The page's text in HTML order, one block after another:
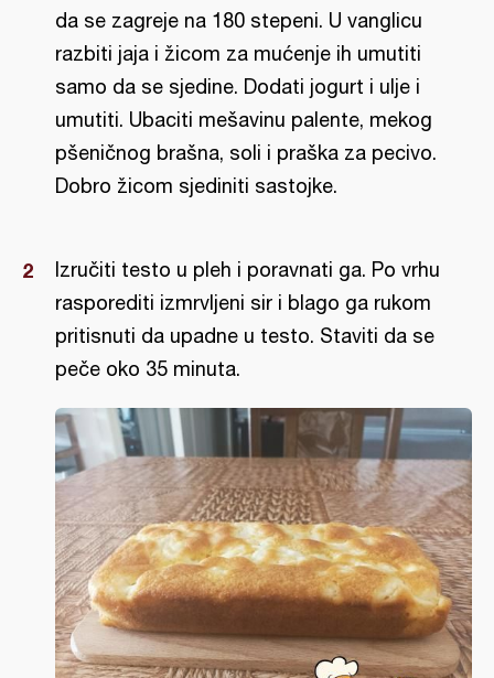
da se zagreje na 180 stepeni. U vanglicu
razbiti jaja i žicom za mućenje ih umutiti
samo da se sjedine. Dodati jogurt i ulje i
umutiti. Ubaciti mešavinu palente, mekog
pšeničnog brašna, soli i praška za pecivo.
Dobro žicom sjediniti sastojke.
Izručiti testo u pleh i poravnati ga. Po vrhu
rasporediti izmrvljeni sir i blago ga rukom
pritisnuti da upadne u testo. Staviti da se
peče oko 35 minuta.